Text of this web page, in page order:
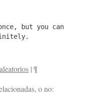
but you can
|¶
o no: